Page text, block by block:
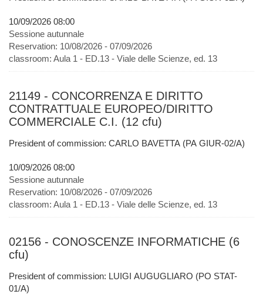
10/09/2026 08:00
Sessione autunnale
Reservation: 10/08/2026 - 07/09/2026
classroom: Aula 1 - ED.13 - Viale delle Scienze, ed. 13
21149 - CONCORRENZA E DIRITTO
CONTRATTUALE EUROPEO/DIRITTO
COMMERCIALE C.I. (12 cfu)
President of commission: CARLO BAVETTA (PA GIUR-02/A)
10/09/2026 08:00
Sessione autunnale
Reservation: 10/08/2026 - 07/09/2026
classroom: Aula 1 - ED.13 - Viale delle Scienze, ed. 13
02156 - CONOSCENZE INFORMATICHE (6
cfu)
President of commission: LUIGI AUGUGLIARO (PO STAT-
01/A)